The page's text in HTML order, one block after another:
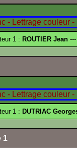
1 : ROUTIER Jean ---
1 : DUTRIAC
1